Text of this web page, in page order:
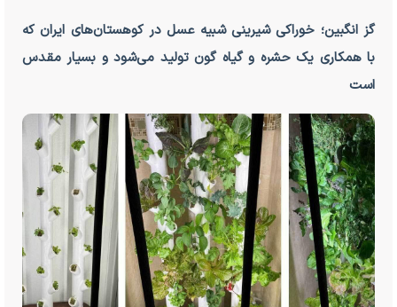
گز انگبین؛ خوراکی شیرینی شبیه عسل در کوهستان‌های ایران که
با همکاری یک حشره و گیاه گون تولید می‌شود و بسیار مقدس
است